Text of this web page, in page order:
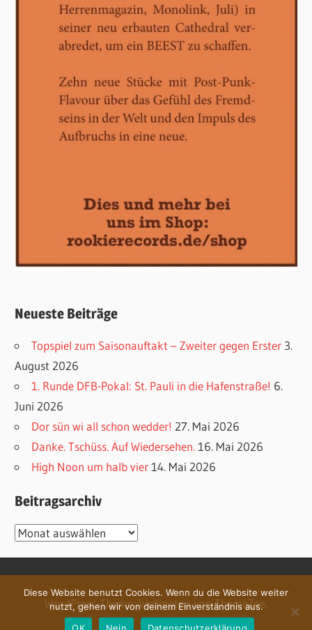
Neueste Beiträge
Topspiel zum Saisonauftakt – Zweiter gegen Erster 3.
August 2026
1. Runde DFB-Pokal: St. Pauli in die Hafenstraße! 6.
Juni 2026
Dor sün wi all schon wedder! 27. Mai 2026
Danke. Tschüss. Auf Wiedersehen. 16. Mai 2026
High Noon um halb vier 14. Mai 2026
Beitragsarchiv
Beitragsarchiv
WordPress-Theme: Wellington von ThemeZee.
Diese Website benutzt Cookies. Wenn du die Website weiter
nutzt, gehen wir von deinem Einverständnis aus.
OK
Nein Datenschutzerklärung